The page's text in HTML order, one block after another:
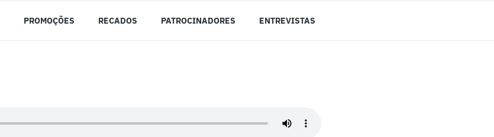
PROMOÇÕES RECADOS PATROCINADORES ENTREVISTAS